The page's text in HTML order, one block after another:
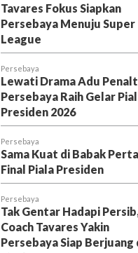
Tavares Fokus Siapkan
Persebaya Menuju Super
League
Persebaya
Lewati Drama Adu
Persebaya Raih Gelar
Presiden 2026
Persebaya
Sama Kuat di Babak
Final Piala Presiden
Persebaya
Tak Gentar Hadapi
Coach Tavares Yakin
Persebaya Siap Berjuang